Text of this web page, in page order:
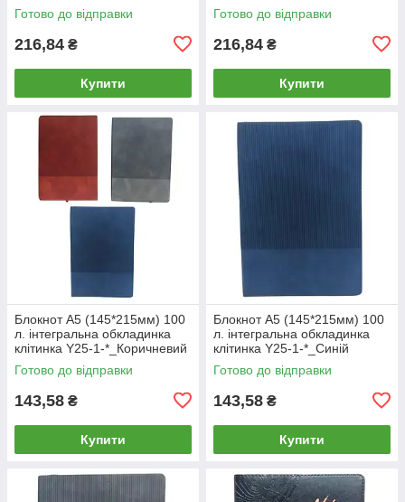
Готово до відправки
216,84 ₴
Купити
Готово до відправки
216,84 ₴
Купити
Блокнот А5 (145*215мм) 100
л. інтегральна обкладинка
клітинка Y25-1-*_Коричневий
Готово до відправки
143,58 ₴
Купити
Блокнот А5 (145*215мм) 100
л. інтегральна обкладинка
клітинка Y25-1-*_Синій
Готово до відправки
143,58 ₴
Купити